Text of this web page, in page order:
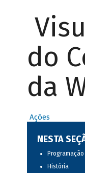
do
da
Ações
NESTA
Programação
História